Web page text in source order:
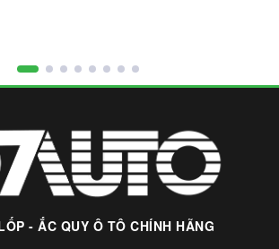
- ẮC QUY Ô TÔ CHÍNH HÃNG